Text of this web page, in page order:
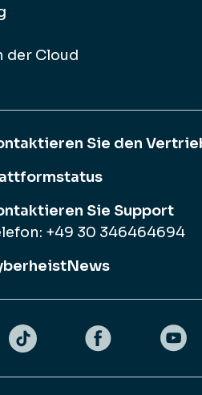
der Cloud
Sie den
Sie Support
+49 30 346464694